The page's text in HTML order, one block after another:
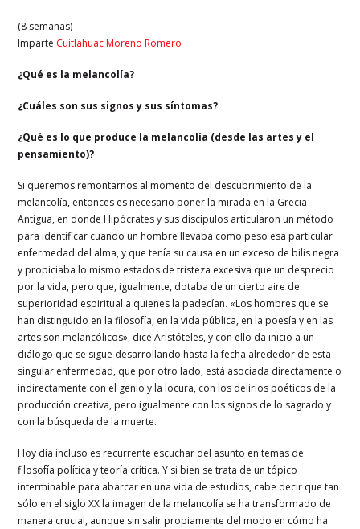
(8 semanas)
Imparte Cuitlahuac Moreno Romero
¿Qué es la melancolía?
¿Cuáles son sus signos y sus síntomas?
¿Qué es lo que produce la melancolía (desde las artes y el
pensamiento)?
Si queremos remontarnos al momento del descubrimiento de la
melancolía, entonces es necesario poner la mirada en la Grecia
Antigua, en donde Hipócrates y sus discípulos articularon un método
para identificar cuando un hombre llevaba como peso esa particular
enfermedad del alma, y que tenía su causa en un exceso de bilis negra
y propiciaba lo mismo estados de tristeza excesiva que un desprecio
por la vida, pero que, igualmente, dotaba de un cierto aire de
superioridad espiritual a quienes la padecían. «Los hombres que se
han distinguido en la filosofía, en la vida pública, en la poesía y en las
artes son melancólicos», dice Aristóteles, y con ello da inicio a un
diálogo que se sigue desarrollando hasta la fecha alrededor de esta
singular enfermedad, que por otro lado, está asociada directamente o
indirectamente con el genio y la locura, con los delirios poéticos de la
producción creativa, pero igualmente con los signos de lo sagrado y
con la búsqueda de la muerte.
Hoy día incluso es recurrente escuchar del asunto en temas de
filosofía política y teoría crítica. Y si bien se trata de un tópico
interminable para abarcar en una vida de estudios, cabe decir que tan
sólo en el siglo XX la imagen de la melancolía se ha transformado de
manera crucial, aunque sin salir propiamente del modo en cómo ha